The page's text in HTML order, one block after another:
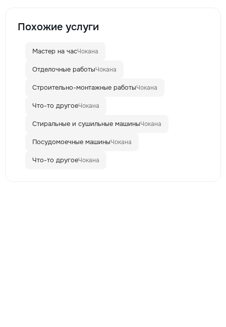
Похожие услуги
Мастер на часЧокана
Отделочные работыЧокана
Строительно-монтажные работыЧокана
Что-то другоеЧокана
Стиральные и сушильные машиныЧокана
Посудомоечные машиныЧокана
Что-то другоеЧокана